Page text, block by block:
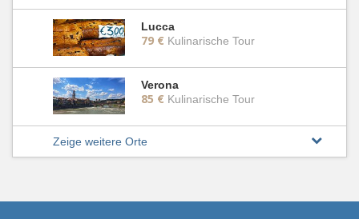
Lucca
79 € Kulinarische Tour
Verona
85 € Kulinarische Tour
Zeige weitere Orte